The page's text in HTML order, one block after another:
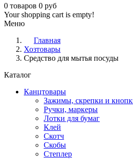
0 товаров 0 руб
Your shopping cart is empty!
Меню
Главная
Хозтовары
Средство для мытья посуды
Каталог
Канцтовары
Зажимы, скрепки и
Ручки, маркеры
Лотки для бумаг
Клей
Скотч
Скобы
Степлер